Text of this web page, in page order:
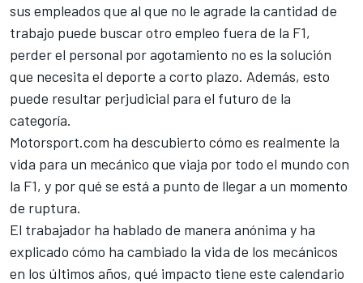
sus empleados que al que no le agrade la cantidad de
trabajo puede buscar otro empleo fuera de la F1,
perder el personal por agotamiento no es la solución
que necesita el deporte a corto plazo. Además, esto
puede resultar perjudicial para el futuro de la
categoría.
Motorsport.com ha descubierto cómo es realmente la
vida para un mecánico que viaja por todo el mundo con
la F1, y por qué se está a punto de llegar a un momento
de ruptura.
El trabajador ha hablado de manera anónima y ha
explicado cómo ha cambiado la vida de los mecánicos
en los últimos años, qué impacto tiene este calendario